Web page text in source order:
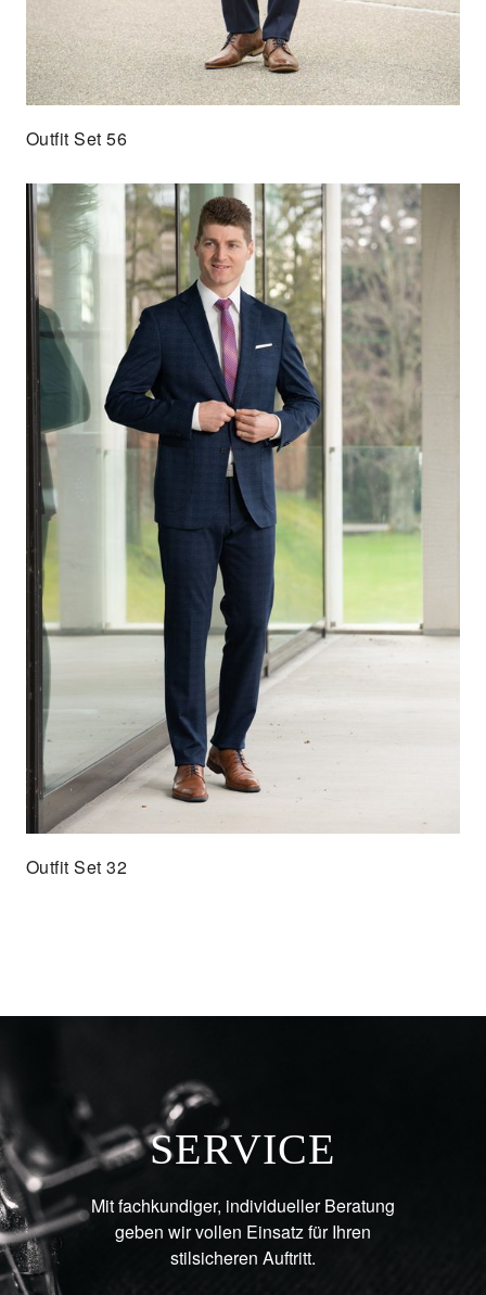
Outfit Set 56
Outfit Set 32
SERVICE
Mit fachkundiger, individueller Beratung
geben wir vollen Einsatz für Ihren
stilsicheren Auftritt.